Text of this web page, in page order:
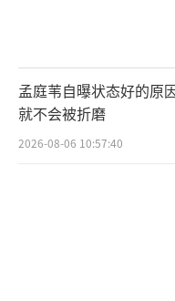
（责任
孟庭苇自曝状态好的原
就不会被折磨
2026-08-06 10:57:40